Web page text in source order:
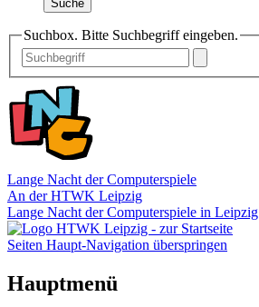
Suche
Suchbox. Bitte Suchbegriff eingeben.
Lange Nacht der Computerspiele
An der HTWK Leipzig
Lange Nacht der Computerspiele in Leipzig
Seiten Haupt-Navigation überspringen
Hauptmenü